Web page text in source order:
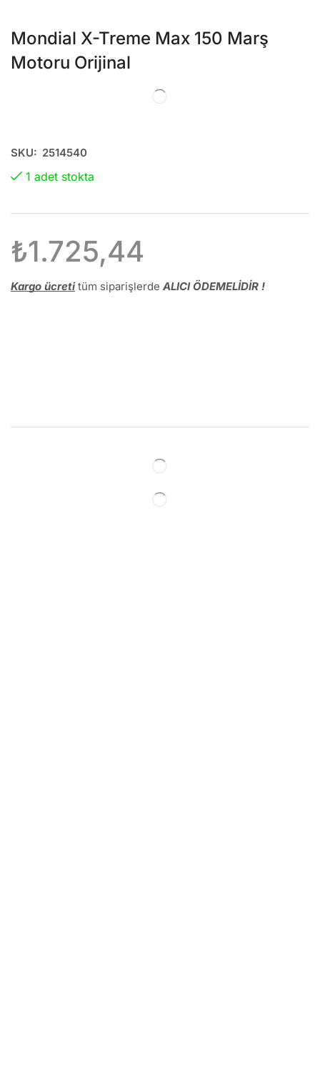
Mondial X-Treme Max 150 Marş
Motoru Orijinal
SKU: 2514540
1 adet stokta
₺1.725,44
Kargo ücretitüm siparişlerde ALICI ÖDEMELİDİR !